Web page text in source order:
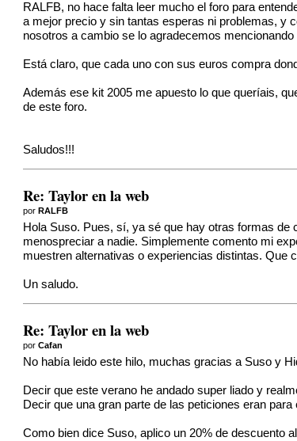
RALFB, no hace falta leer mucho el foro para
a mejor precio y sin tantas esperas ni problemas, y
nosotros a cambio se lo agradecemos
Está claro, que cada uno con sus euros compra
Además ese kit 2005 me apuesto lo que queríais,
de este foro.
Saludos!!!
Re: Taylor en la web
porRALFB
Hola Suso. Pues, sí, ya sé que hay otras formas de
menospreciar a nadie. Simplemente comento mi
muestren alternativas o experiencias distintas. Que
Un saludo.
Re: Taylor en la web
porCafan
No había leido este hilo, muchas gracias a Suso y
Decir que este verano he andado super liado y
Decir que una gran parte de las peticiones eran
Como bien dice Suso, aplico un 20% de descuento